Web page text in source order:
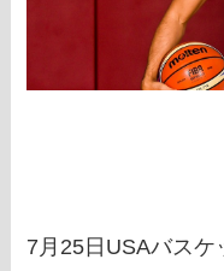
7月25日USAバス